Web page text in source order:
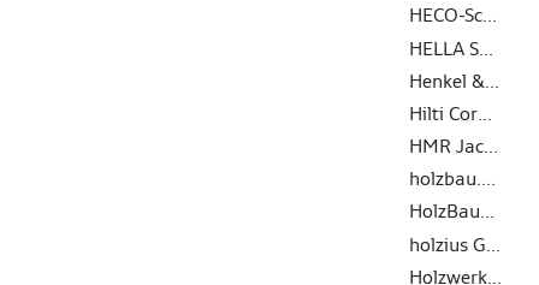
HECO-Schrauben GmbH & Co. KG
HELLA Sonnen- und Wetterschutztechnik GmbH
Henkel & Cie. AG
Hilti Corporation AG
HMR Jacob GmbH Metallwaren
holzbau.tech GmbH
HolzBauWerk Schwarzwald GmbH
holzius GmbH
Holzwerke Pfarrkirchen GmbH